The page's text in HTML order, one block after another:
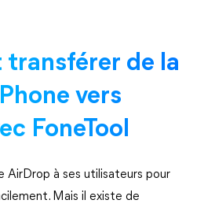
transférer de la
vers
FoneTool
AirDrop à ses utilisateurs pour
Mais il existe de